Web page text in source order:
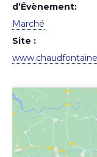
d’Évènement:
Marché
Site :